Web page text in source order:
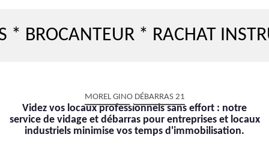
* RACHAT
MOREL GINO DÉBARRAS 21
Videz vos locaux professionnels sans effort : notre
service de vidage et débarras pour entreprises et locaux
industriels minimise vos temps d'immobilisation.